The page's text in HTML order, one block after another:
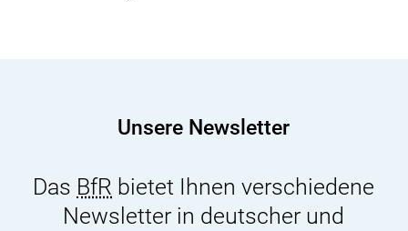
mittel.pdf
Unsere Newsletter
Das BfR bietet Ihnen verschiedene
Newsletter in deutscher und